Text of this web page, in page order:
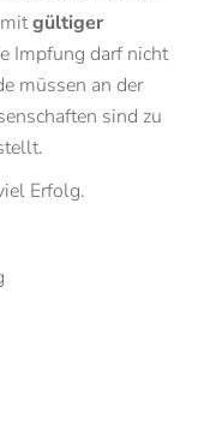
gültiger
Impfung darf nicht
müssen an der
sind zu
Erfolg.